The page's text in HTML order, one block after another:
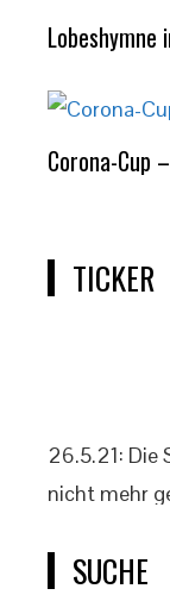
Lobeshymne
Corona-Cup
TICKER
26.5.21: Die
nicht mehr
SUCHE